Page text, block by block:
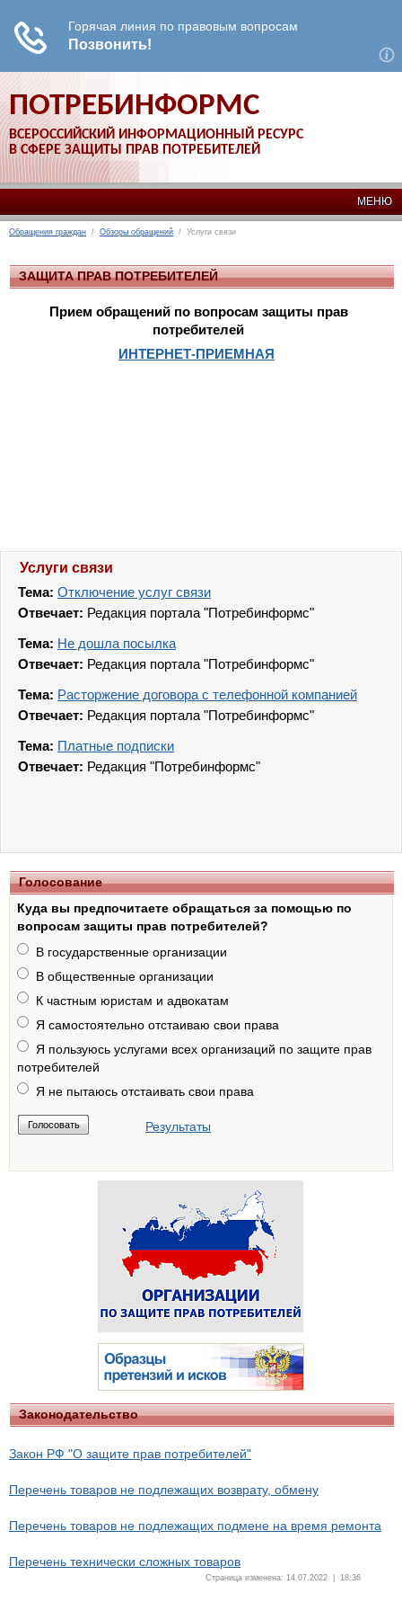
ПОТРЕБИНФОРМС
ВСЕРОССИЙСКИЙ ИНФОРМАЦИОННЫЙ РЕСУРС
В СФЕРЕ ЗАЩИТЫ ПРАВ ПОТРЕБИТЕЛЕЙ
МЕНЮ
Обращения граждан / Обзоры обращений / Услуги связи
ЗАЩИТА ПРАВ ПОТРЕБИТЕЛЕЙ
Прием обращений по вопросам защиты прав
потребителей
ИНТЕРНЕТ-ПРИЕМНАЯ
Услуги связи
Тема: Отключение услуг связи
Отвечает: Редакция портала "Потребинформс"
Тема: Не дошла посылка
Отвечает: Редакция портала "Потребинформс"
Тема: Расторжение договора с телефонной компанией
Отвечает: Редакция портала "Потребинформс"
Тема: Платные подписки
Отвечает: Редакция "Потребинформс"
Голосование
Куда вы предпочитаете обращаться за помощью по
вопросам защиты прав потребителей?
В государственные организации
В общественные организации
К частным юристам и адвокатам
Я самостоятельно отстаиваю свои права
Я пользуюсь услугами всех организаций по защите прав
потребителей
Я не пытаюсь отстаивать свои права
Результаты
Законодательство
Закон РФ "О защите прав потребителей"
Перечень товаров не подлежащих возврату, обмену
Перечень товаров не подлежащих подмене на время ремонта
Перечень технически сложных товаров
Страница изменена: 14.07.2022 | 18:36